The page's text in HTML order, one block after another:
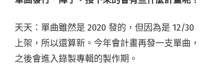
天天：單曲雖然是 2020 發的，但因為是 12/30
上架，所以還算新。今年會計畫再發一支單曲，
之後會進入錄製專輯的製作期。